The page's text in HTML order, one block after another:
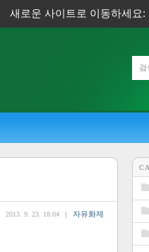
새로운 사이트로 이동하세요:
2013. 9. 23. 18:04 | 자유화제